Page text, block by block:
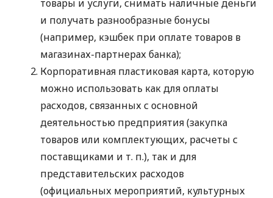
товары и услуги, снимать наличные деньги
и получать разнообразные бонусы
(например, кэшбек при оплате товаров в
магазинах-партнерах банка);
Корпоративная пластиковая карта, которую
можно использовать как для оплаты
расходов, связанных с основной
деятельностью предприятия (закупка
товаров или комплектующих, расчеты с
поставщиками и т. п.), так и для
представительских расходов
(официальных мероприятий, культурных